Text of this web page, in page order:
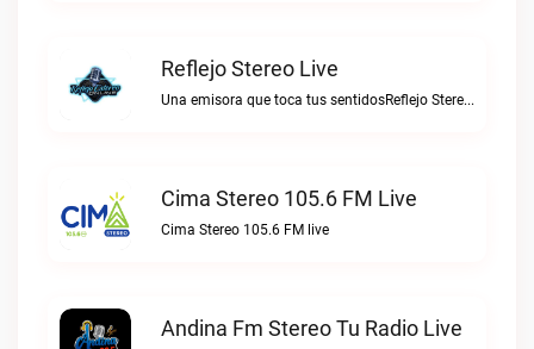
Reflejo Stereo Live
Una emisora que toca tus sentidosReflejo Stereo live
Cima Stereo 105.6 FM Live
Cima Stereo 105.6 FM live
Andina Fm Stereo Tu Radio Live